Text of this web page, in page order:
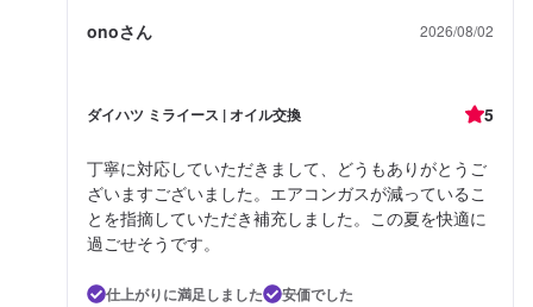
onoさん 2026/08/02
ダイハツ ミライース | オイル交換 5
丁寧に対応していただきまして、どうもありがとうご
ざいますございました。エアコンガスが減っているこ
とを指摘していただき補充しました。この夏を快適に
過ごせそうです。
仕上がりに満足しました
安価でした